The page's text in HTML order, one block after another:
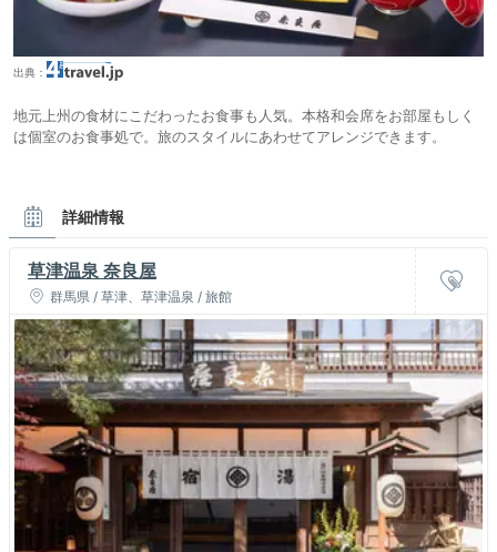
出典：
地元上州の食材にこだわったお食事も人気。本格和会席をお部屋もしく
は個室のお食事処で。旅のスタイルにあわせてアレンジできます。
詳細情報
草津温泉 奈良屋
群馬県 / 草津、草津温泉 / 旅館